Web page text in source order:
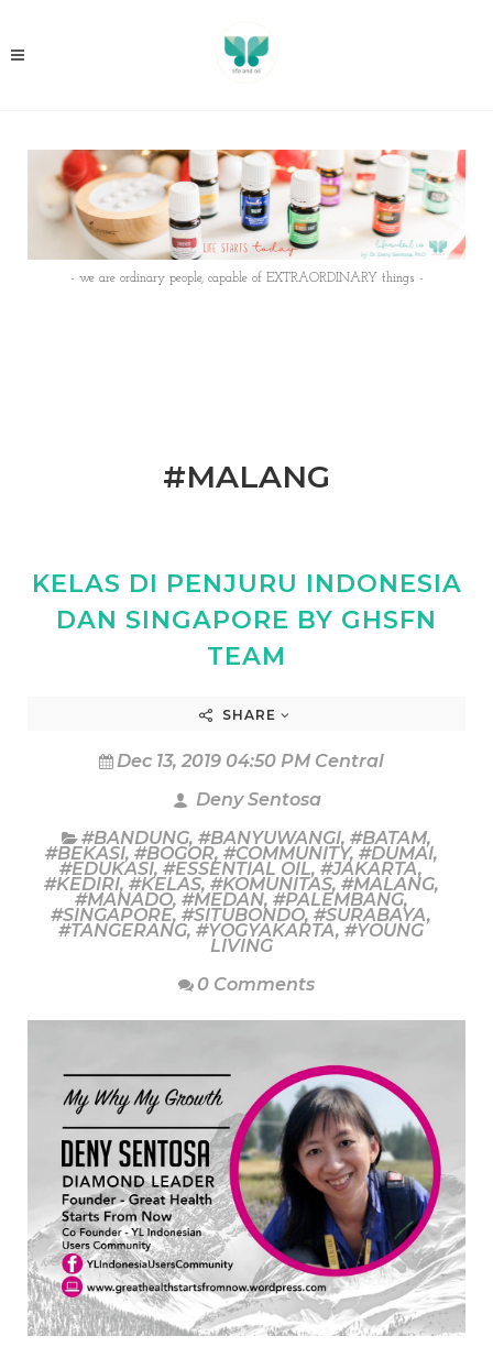
- we are ordinary people, capable of EXTRAORDINARY things -
#MALANG
KELAS DI PENJURU INDONESIA
DAN SINGAPORE BY GHSFN
TEAM
SHARE
Dec 13, 2019 04:50 PM Central
Deny Sentosa
#BANDUNG, #BANYUWANGI, #BATAM,
#BEKASI, #BOGOR, #COMMUNITY, #DUMAI,
#EDUKASI, #ESSENTIAL OIL, #JAKARTA,
#KEDIRI, #KELAS, #KOMUNITAS, #MALANG,
#MANADO, #MEDAN, #PALEMBANG,
#SINGAPORE, #SITUBONDO, #SURABAYA,
#TANGERANG, #YOGYAKARTA, #YOUNG
LIVING
0 Comments